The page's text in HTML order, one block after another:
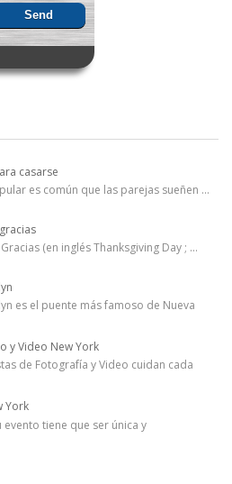
casarse
es común que las parejas sueñen ...
(en inglés Thanksgiving Day ; ...
es el puente más famoso de Nueva
y Video New York
de Fotografía y Video cuidan cada
York
evento tiene que ser única y